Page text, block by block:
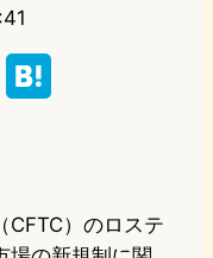
e
CFTC）のロステ